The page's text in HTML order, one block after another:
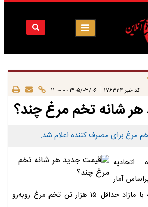
کد خبر 176324 ۱۴۰۵/۰۳/۰۶ ۱۱:۰۰:۰۰
شانه تخم مرغ چند؟
مرغ برای مصرف کننده اعلام شد.
آمار
تولید و مصرف، ماهانه با مازاد حداقل ۱۵ هزار تن تخم مرغ روبه‌رو